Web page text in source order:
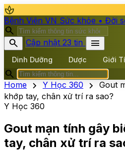
spa
Bệnh Viện VN Sức khỏe • Đời
search
search
Cập nhật 23 tin menu
Dinh Dưỡng Dược Giới
search
Home chevron_right Y Học 360 chevron_right
Gout
khớp tay, chân xử trí ra sao?
Y Học 360
Gout mạn tính gây
tay, chân xử trí ra